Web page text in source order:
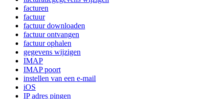
facturen
factuur
factuur downloaden
factuur ontvangen
factuur ophalen
gegevens wijzigen
IMAP
IMAP poort
instellen van een e-mail
iOS
IP adres pingen